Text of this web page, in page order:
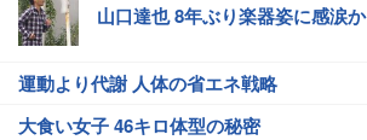
山口達也 8年ぶり楽器姿に感涙か
運動より代謝 人体の省エネ戦略
大食い女子 46キロ体型の秘密